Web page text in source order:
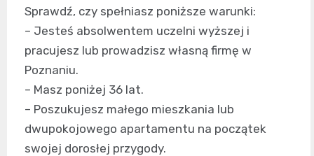
Sprawdź, czy spełniasz poniższe warunki:
– Jesteś absolwentem uczelni wyższej i
pracujesz lub prowadzisz własną firmę w
Poznaniu.
– Masz poniżej 36 lat.
– Poszukujesz małego mieszkania lub
dwupokojowego apartamentu na początek
swojej dorosłej przygody.